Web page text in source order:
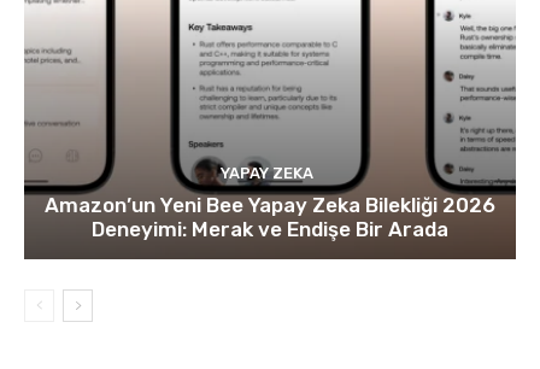
YAPAY ZEKA
Amazon’un Yeni Bee Yapay Zeka Bilekliği 2026
Deneyimi: Merak ve Endişe Bir Arada